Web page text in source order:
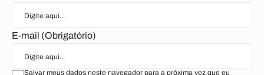
E-mail (Obrigatório)
Salvar meus dados neste navegador para a próxima vez que eu